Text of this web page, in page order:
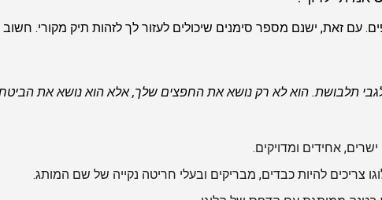
עם זאת, ישנם מספר סימנים שיכולים לעזור לך לזהות תיק מקורי.
תלבושת. הוא לא רק נושא את החפצים שלך, אלא הוא נושא את
אחידים ומדויקים.
צריכים להיות כבדים, מבריקים ובעלי חריטה נקייה של שם המותג.